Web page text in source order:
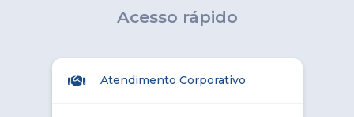
Acesso rápido
Atendimento Corporativo